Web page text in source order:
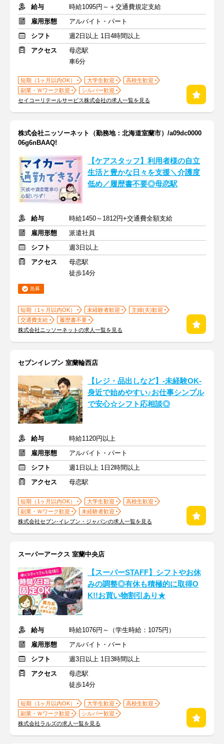
給与
時給1095円～＋交通費規定支給
雇用形態
アルバイト・パート
シフト
週2日以上 1日4時間以上
アクセス
母恋駅
車6分
短期（1ヶ月以内OK） 大学生歓迎
高校生歓迎
副業・Ｗワーク歓迎
シルバー歓迎
セイコーリテールサービス株式会社の求人一覧を見る
株式会社ニッソーネット（勤務地：北海道室蘭市）/a09dc0000
06g6nBAAQ!
【ケアスタッフ】利用者様の自立
生活と豊かな日々を支援＼介護度
低め／履歴書不要◎母恋駅
給与
時給1450～1812円+交通費全額支給
雇用形態
派遣社員
シフト
週3日以上
アクセス
母恋駅
徒歩14分
急募
短期（1ヶ月以内OK） 未経験者歓迎
主婦(夫)歓迎
交通費支給
履歴書不要
株式会社ニッソーネットの求人一覧を見る
セブンイレブン 室蘭輪西店
【レジ・品出しなど】-未経験OK-
身近で始めやすい♪お仕事シンプル
で安心☆シフト応相談◎
給与
時給1120円以上
雇用形態
アルバイト・パート
シフト
週1日以上 1日2時間以上
アクセス
母恋駅
短期（1ヶ月以内OK） 大学生歓迎
高校生歓迎
副業・Ｗワーク歓迎
未経験者歓迎
株式会社セブン-イレブン・ジャパンの求人一覧を見る
スーパーアークス 室蘭中央店
【スーパーSTAFF】シフトやお休
みの調整◎有休も積極的に取得O
K!!お買い物割引あり★
給与
時給1076円～（学生時給：1075円）
雇用形態
アルバイト・パート
シフト
週3日以上 1日3時間以上
アクセス
母恋駅
徒歩14分
短期（1ヶ月以内OK） 大学生歓迎
高校生歓迎
副業・Ｗワーク歓迎
シルバー歓迎
株式会社ラルズの求人一覧を見る